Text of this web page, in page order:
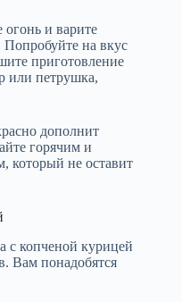
огонь и варите
на вкус
приготовление
или петрушка,
дополнит
горячим и
который не оставит
с копченой курицей
Вам понадобятся